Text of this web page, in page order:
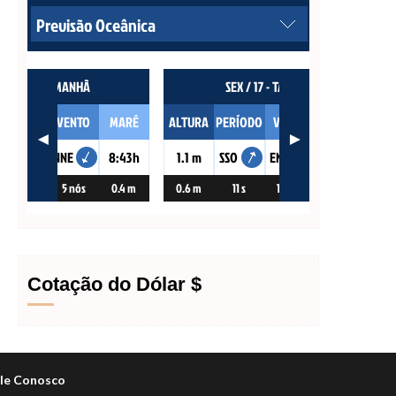
Cotação do Dólar $
Conosco